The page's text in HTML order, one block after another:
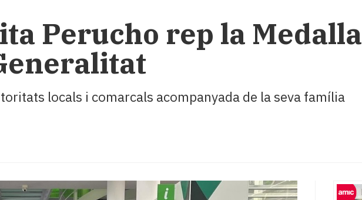
Perucho rep la Medalla
locals i comarcals acompanyada de la seva família